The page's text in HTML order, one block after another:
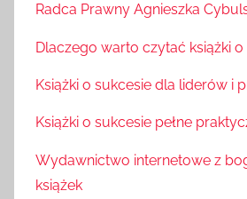
Radca Prawny Agnieszka
Dlaczego warto czytać książki o
Książki o sukcesie dla liderów i
Książki o sukcesie pełne
Wydawnictwo internetowe z
książek